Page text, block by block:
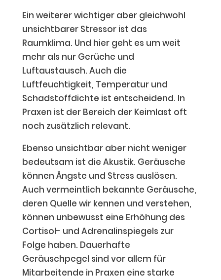
Ein weiterer wichtiger aber gleichwohl
unsichtbarer Stressor ist das
Raumklima. Und hier geht es um weit
mehr als nur Gerüche und
Luftaustausch. Auch die
Luftfeuchtigkeit, Temperatur und
Schadstoffdichte ist entscheidend. In
Praxen ist der Bereich der Keimlast oft
noch zusätzlich relevant.
Ebenso unsichtbar aber nicht weniger
bedeutsam ist die Akustik. Geräusche
können Ängste und Stress auslösen.
Auch vermeintlich bekannte Geräusche,
deren Quelle wir kennen und verstehen,
können unbewusst eine Erhöhung des
Cortisol- und Adrenalinspiegels zur
Folge haben. Dauerhafte
Geräuschpegel sind vor allem für
Mitarbeitende in Praxen eine starke